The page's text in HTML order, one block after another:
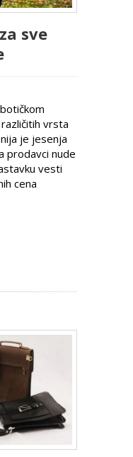
sve
različitih vrsta
je jesenja
prodavci nude
vesti
cena